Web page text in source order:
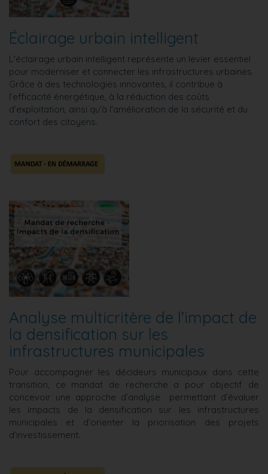
Éclairage urbain intelligent
L'éclairage urbain intelligent représente un levier essentiel
pour moderniser et connecter les infrastructures urbaines.
Grâce à des technologies innovantes, il contribue à
l’efficacité énergétique, à la réduction des coûts
d’exploitation, ainsi qu'à l'amélioration de la sécurité et du
confort des citoyens.
Analyse multicritère de l'impact de
la densification sur les
infrastructures municipales
Pour accompagner les décideurs municipaux dans cette
transition, ce mandat de recherche a pour objectif de
concevoir une approche d’analyse permettant d’évaluer
les impacts de la densification sur les infrastructures
municipales et d’orienter la priorisation des projets
d’investissement.